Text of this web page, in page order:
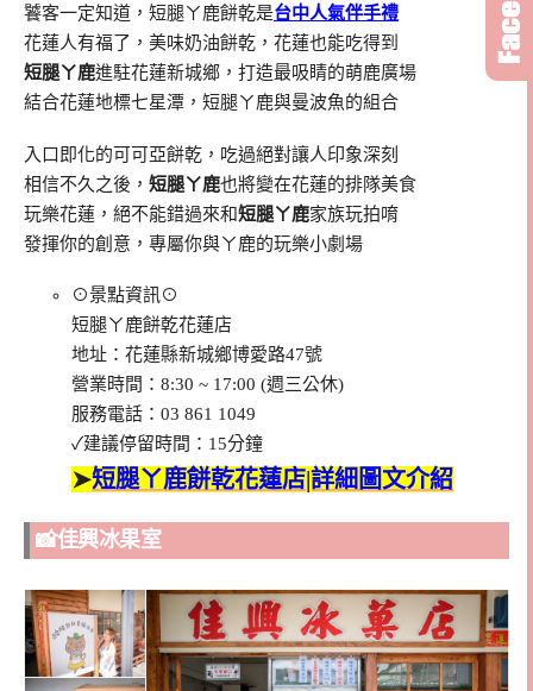
饕客一定知道，短腿ㄚ鹿餅乾是台中人氣伴手禮
花蓮人有福了，美味奶油餅乾，花蓮也能吃得到
短腿ㄚ鹿進駐花蓮新城鄉，打造最吸睛的萌鹿廣場
結合花蓮地標七星潭，短腿ㄚ鹿與曼波魚的組合
入口即化的可可亞餅乾，吃過絕對讓人印象深刻
相信不久之後， 短腿ㄚ鹿也將變在花蓮的排隊美食
玩樂花蓮，絕不能錯過來和短腿ㄚ鹿家族玩拍唷
發揮你的創意，專屬你與ㄚ鹿的玩樂小劇場
⊙景點資訊⊙
短腿ㄚ鹿餅乾花蓮店
地址：花蓮縣新城鄉博愛路47號
營業時間：8:30 ~ 17:00 (週三公休)
服務電話：03 861 1049
✓建議停留時間：15分鐘
➤短腿ㄚ鹿餅乾花蓮店|詳細圖文介紹
📸佳興冰果室